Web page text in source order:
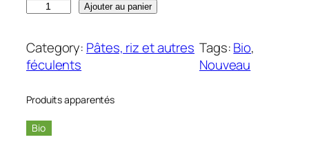
a
n
t
i
é
Ajouter au panier
Category: Pâtes, riz et autres
féculents
Tags:Bio
Nouveau
Produits apparentés
Bio